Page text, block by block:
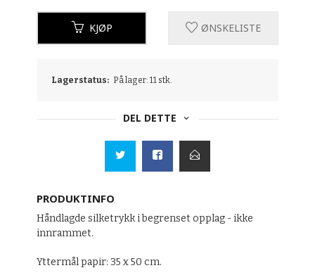
KJØP ØNSKELISTE
Lagerstatus: På lager: 11 stk.
DEL DETTE
PRODUKTINFO
Håndlagde silketrykk i begrenset opplag - ikke
innrammet.
Yttermål papir: 35 x 50 cm.